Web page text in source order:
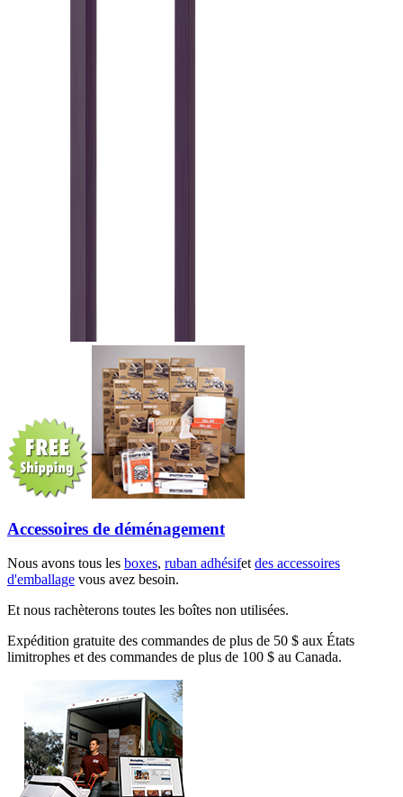
Accessoires de déménagement
Nous avons tous les boxes, ruban adhésifetdes accessoires
d'emballage vous avez besoin.
Et nous rachèterons toutes les boîtes non utilisées.
Expédition gratuite des commandes de plus de 50 $ aux États
limitrophes et des commandes de plus de 100 $ au Canada.